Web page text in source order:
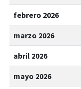
febrero 2026
marzo 2026
abril 2026
mayo 2026